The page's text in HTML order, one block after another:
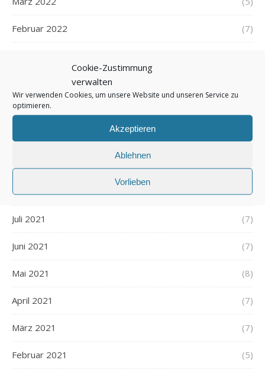
Cookie-Zustimmung
verwalten
Wir verwenden Cookies, um unsere Website und unseren Service zu
optimieren.
Akzeptieren
Ablehnen
Vorlieben
Februar 2022 (7)
Dezember 2021
November 2021
Oktober 2021 (6)
August 2021 (7)
Juli 2021 (7)
Juni 2021 (7)
Mai 2021 (8)
April 2021 (7)
März 2021 (7)
Februar 2021 (5)